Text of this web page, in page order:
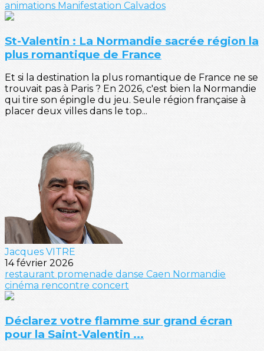
animations Manifestation Calvados
St-Valentin : La Normandie sacrée région la
plus romantique de France
Et si la destination la plus romantique de France ne se
trouvait pas à Paris ? En 2026, c'est bien la Normandie
qui tire son épingle du jeu. Seule région française à
placer deux villes dans le top...
Jacques VITRE
14 février 2026
restaurant promenade danse Caen Normandie
cinéma rencontre concert
Déclarez votre flamme sur grand écran
pour la Saint-Valentin ...